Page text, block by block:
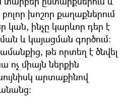
խոշոր քաղաքներում
կան, ինչը կարևոր դեր է
և կայացման գործում:
թե որտեղ է ծնվել
ոչ միայն ներքին
արտաքինով